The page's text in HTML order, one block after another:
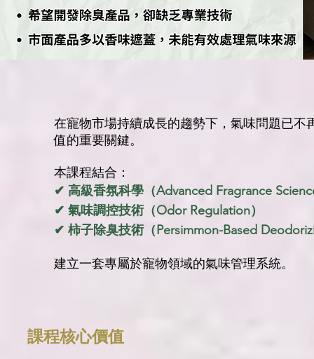
在寵物市場持續成長的趨勢下，氣味問題已
值的重要關鍵。
本課程結合：
✔ 高級香氛科學（Advanced Fragrance
✔ 氣味調控技術（Odor Regulation）
✔ 柿子除臭技術（Persimmon-Based
建立一套專屬於寵物領域的氣味管理系統。
課程核心價值